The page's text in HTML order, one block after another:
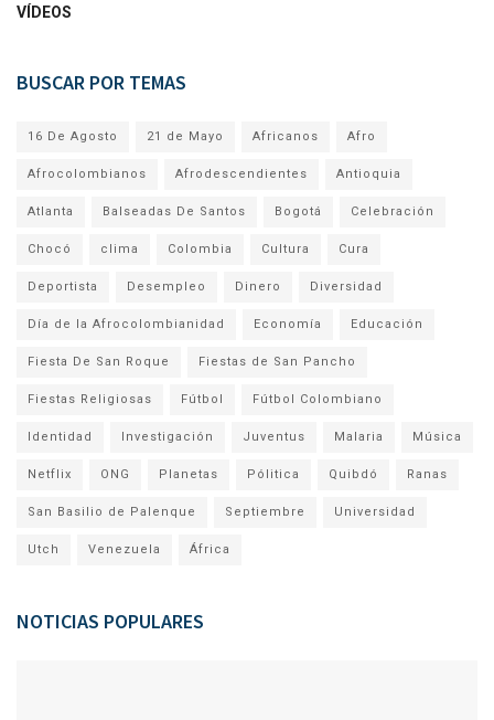
VÍDEOS
BUSCAR POR TEMAS
16 De Agosto 21 de Mayo Africanos Afro
Afrocolombianos Afrodescendientes Antioquia
Atlanta Balseadas De Santos Bogotá Celebración
Chocó clima Colombia Cultura Cura
Deportista Desempleo Dinero Diversidad
Día de la Afrocolombianidad Economía Educación
Fiesta De San Roque Fiestas de San Pancho
Fiestas Religiosas Fútbol Fútbol Colombiano
Identidad Investigación Juventus Malaria Música
Netflix ONG Planetas Pólitica Quibdó Ranas
San Basilio de Palenque Septiembre Universidad
Utch Venezuela África
NOTICIAS POPULARES